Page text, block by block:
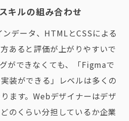
キルの組み合わせ
データ、HTMLとCSSによる
あると評価が上がりやすいで
ができなくても、「Figmaで
装ができる」レベルは多くの
ます。Webデザイナーはデザ
のくらい分担しているか企業